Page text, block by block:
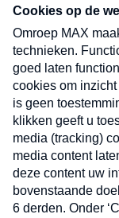
nieuwsbrief.
uw mailbox.